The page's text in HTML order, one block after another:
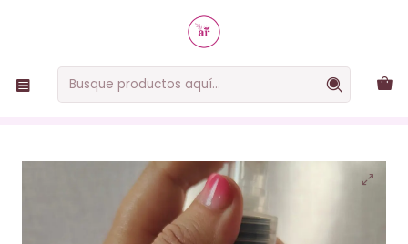
RUTINAS SIMPLES, EFECTIVAS Y NATURALES
Rutinas Rutinas faciales Rutina piel sensible
Tónico Humectante con Ácido Hialurónico, Caléndula y
Avena | Abeja Reina